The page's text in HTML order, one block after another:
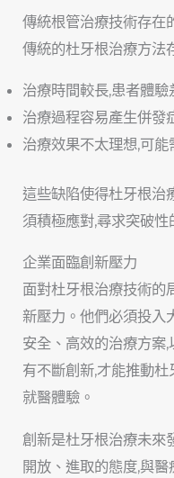
傳統根管治療技術存在
傳統的杜牙根治療方法
治療時間較長,患者體驗
治療過程容易產生併發
治療效果不太理想,可
這些缺陷使得杜牙根治
須積極應對,尋求突破性
企業面臨創新壓力
面對杜牙根治療技術的
新壓力。他們必須投入
安全、高效的治療方案
有不斷創新,才能推動
就醫體驗。
創新是杜牙根治療未來
開放、進取的態度,與